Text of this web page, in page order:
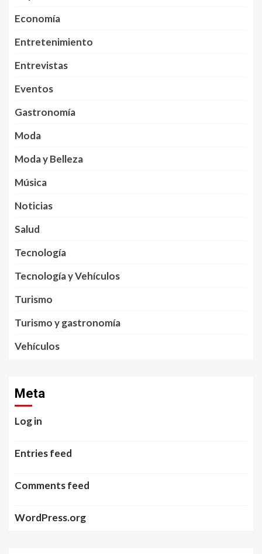
Economía
Entretenimiento
Entrevistas
Eventos
Gastronomía
Moda
Moda y Belleza
Música
Noticias
Salud
Tecnología
Tecnología y Vehículos
Turismo
Turismo y gastronomía
Vehículos
Meta
Log in
Entries feed
Comments feed
WordPress.org